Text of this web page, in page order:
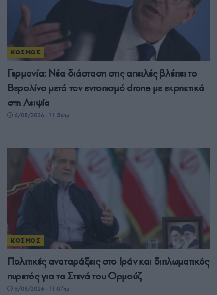
ΚΟΣΜΟΣ
Γερμανία: Νέα διάσταση στις απειλές βλέπει το
Βερολίνο μετά τον εντοπισμό drone με εκρηκτικά
στη Λειψία
6/08/2026 - 11:56πμ
ΚΟΣΜΟΣ
Πολιτικές αναταράξεις στο Ιράν και διπλωματικός
πυρετός για τα Στενά του Ορμούζ
6/08/2026 - 11:07πμ